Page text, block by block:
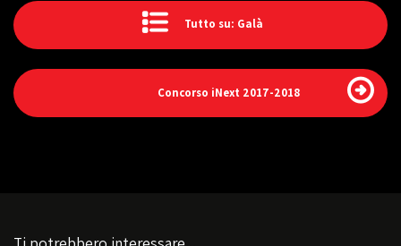
Tutto su: Galà
Concorso iNext 2017-2018